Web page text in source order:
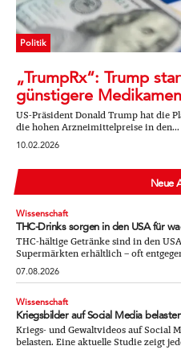
Politik
„TrumpRx“: Trump
günstigere
US-Präsident Donald Trump hat die
die hohen Arzneimittelpreise in den...
10.02.2026
Neue
Wissenschaft
THC-Drinks sorgen in den USA für
THC-hältige Getränke sind in den
Supermärkten erhältlich – oft
07.08.2026
Wissenschaft
Kriegsbilder auf Social Media
Kriegs- und Gewaltvideos auf Social
belasten. Eine aktuelle Studie zeigt